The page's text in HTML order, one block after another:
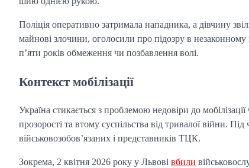
Поліція оперативно затримала нападника, а дівчину
майнові злочини, оголосили про підозру в
п’яти років обмеження чи позбавлення волі.
Контекст мобілізації
Україна стикається з проблемою недовіри до
прозорості та втому суспільства від тривалої війни.
військовозобов’язаних і представників ТЦК.
Зокрема, 2 квітня 2026 року у Львові вбили